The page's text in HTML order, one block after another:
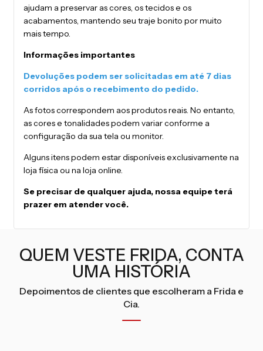
ajudam a preservar as cores, os tecidos e os
acabamentos, mantendo seu traje bonito por muito
mais tempo.
Informações importantes
Devoluções podem ser solicitadas em até 7 dias
corridos após o recebimento do pedido.
As fotos correspondem aos produtos reais. No entanto,
as cores e tonalidades podem variar conforme a
configuração da sua tela ou monitor.
Alguns itens podem estar disponíveis exclusivamente na
loja física ou na loja online.
Se precisar de qualquer ajuda, nossa equipe terá
prazer em atender você.
QUEM VESTE FRIDA, CONTA
UMA HISTÓRIA
Depoimentos de clientes que escolheram a Frida e
Cia.